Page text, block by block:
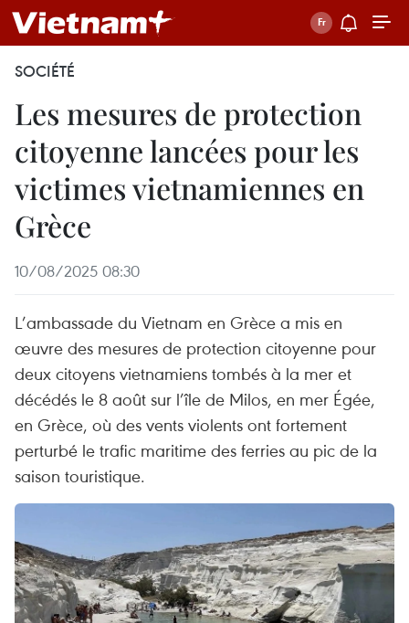
SOCIÉTÉ
Les mesures de protection
citoyenne lancées pour les
victimes vietnamiennes en
Grèce
10/08/2025 08:30
L’ambassade du Vietnam en Grèce a mis en
œuvre des mesures de protection citoyenne pour
deux citoyens vietnamiens tombés à la mer et
décédés le 8 août sur l’île de Milos, en mer Égée,
en Grèce, où des vents violents ont fortement
perturbé le trafic maritime des ferries au pic de la
saison touristique.